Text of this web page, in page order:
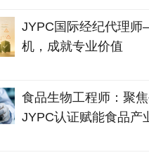
JYPC国际经纪代理
机，成就专业价值
食品生物工程师：聚
JYPC认证赋能食品产